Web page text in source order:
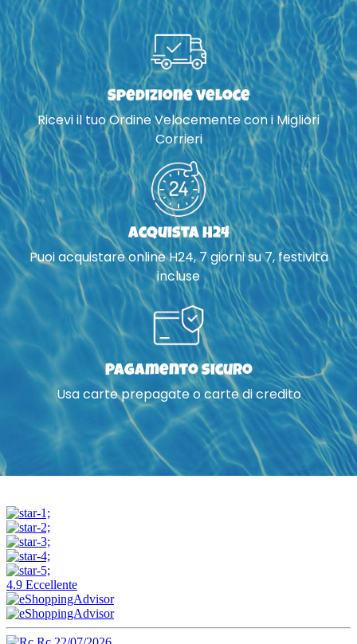
Spedizione veloce
Ricevi il tuo Ordine Velocemente con i Migliori
Corrieri
Acquista H24
Puoi acquistare online H24, 7 giorni su 7, festività
incluse
Pagamento sicuro
Usa carte prepagate o carte di credito